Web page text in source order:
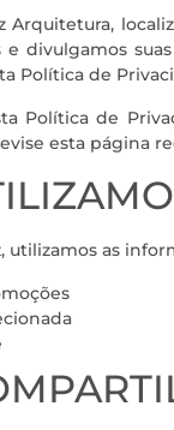
Arquitetura,
e divulgamos
Política de
Política de
esta página
utilizamos as